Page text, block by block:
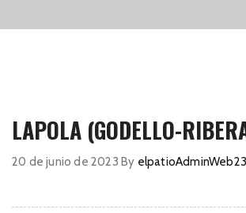
LAPOLA (GODELLO-
20 de junio de 2023 By elpatioAdminWeb23